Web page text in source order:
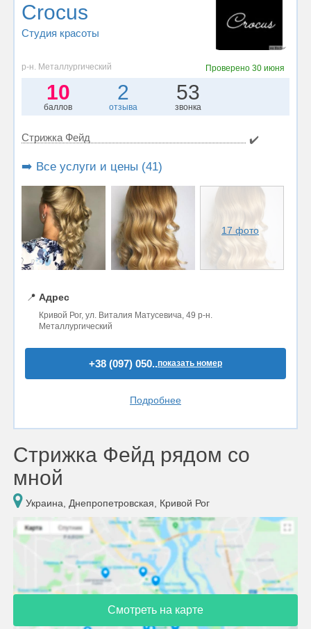
Crocus
Студия красоты
р-н. Металлургический Проверено 30 июня
10
баллов
2
отзыва
53
звонка
Стрижка Фейд ✔️
➡️ Все услуги и цены (41)
17 фото
📍 Адрес
Кривой Рог, ул. Виталия Матусевича, 49 р-н.
Металлургический
+38 (097) 050..показать номер
Подробнее
Стрижка Фейд рядом со
мной
Украина, Днепропетровская, Кривой Рог
Смотреть на карте